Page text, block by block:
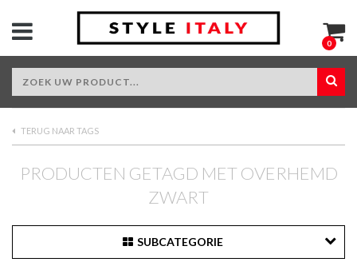
0
TERUG NAAR TAGS
PRODUCTEN GETAGD MET OVERHEMD
ZWART
SUBCATEGORIE